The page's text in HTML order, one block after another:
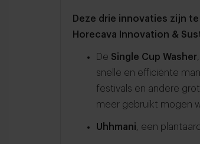
Deze drie innovaties zijn
Horecava Innovation &
De Single Cup Washer
snelle en efficiënte
festivals en andere
meer gebruikt mogen
Uhhmani , een